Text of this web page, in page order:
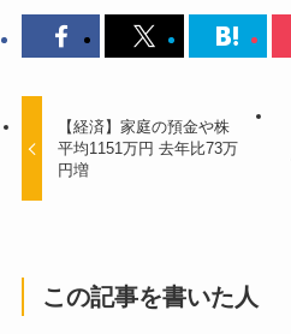
【経済】家庭の預金や株
平均1151万円 去年比73万
円増
この記事を書いた人